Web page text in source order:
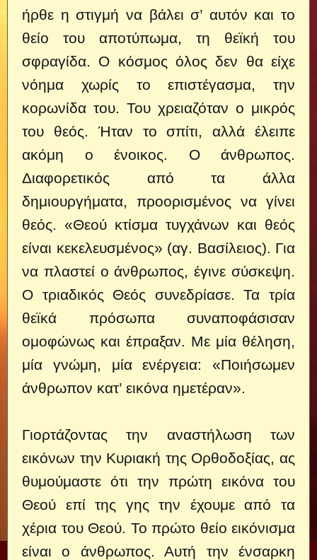
ήρθε η στιγμή να βάλει σ’ αυτόν και το
θείο του αποτύπωμα, τη θεϊκή του
σφραγίδα. Ο κόσμος όλος δεν θα είχε
νόημα χωρίς το επιστέγασμα, την
κορωνίδα του. Του χρειαζόταν ο μικρός
του θεός. Ήταν το σπίτι, αλλά έλειπε
ακόμη ο ένοικος. Ο άνθρωπος.
Διαφορετικός από τα άλλα
δημιουργήματα, προορισμένος να γίνει
θεός. «Θεού κτίσμα τυγχάνων και θεός
είναι κεκελευσμένος» (αγ. Βασίλειος). Για
να πλαστεί ο άνθρωπος, έγινε σύσκεψη.
Ο τριαδικός Θεός συνεδρίασε. Τα τρία
θεϊκά πρόσωπα συναποφάσισαν
ομοφώνως και έπραξαν. Με μία θέληση,
μία γνώμη, μία ενέργεια: «Ποιήσωμεν
άνθρωπον κατ’ εικόνα ημετέραν».
Γιορτάζοντας την αναστήλωση των
εικόνων την Κυριακή της Ορθοδοξίας, ας
θυμούμαστε ότι την πρώτη εικόνα του
Θεού επί της γης την έχουμε από τα
χέρια του Θεού. Το πρώτο θείο εικόνισμα
είναι ο άνθρωπος. Αυτή την ένσαρκη